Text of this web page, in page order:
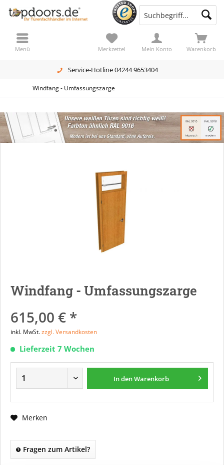
Service-Hotline 04244 9653404
Warenkorb
Merkzettel Mein Konto
Menü
Windfang - Umfassungszarge
Windfang - Umfassungszarge
615,00 € *
inkl. MwSt.zzgl. Versandkosten
Lieferzeit 7 Wochen
In denWarenkorb
Merken
Fragen zum Artikel?